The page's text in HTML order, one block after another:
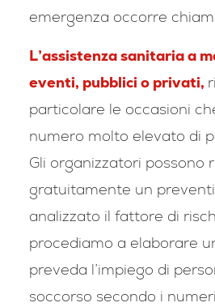
emergenza occorre
L’assistenza sanitaria a
eventi, pubblici o privati,
particolare le occasioni
numero molto elevato di
Gli organizzatori possono
gratuitamente un
analizzato il fattore di
procediamo a elaborare
preveda l’impiego di
soccorso secondo i